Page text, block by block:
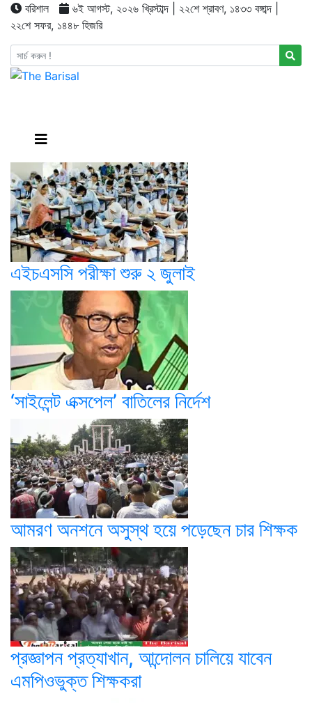
বরিশাল
৬ই আগস্ট, ২০২৬ খ্রিস্টাব্দ | ২২শে শ্রাবণ, ১৪৩৩ বঙ্গাব্দ |
২২শে সফর, ১৪৪৮ হিজরি
এইচএসসি পরীক্ষা শুরু ২ জুলাই
‘সাইলেন্ট এক্সপেল’ বাতিলের নির্দেশ
আমরণ অনশনে অসুস্থ হয়ে পড়েছেন চার শিক্ষক
প্রজ্ঞাপন প্রত্যাখান, আন্দোলন চালিয়ে যাবেন
এমপিওভুক্ত শিক্ষকরা